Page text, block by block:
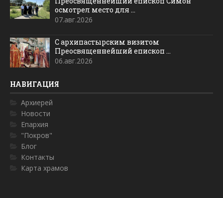
осмотрел место для ...
07.авг.2026
С архипастырским визитом
Преосвященнейший епископ ...
06.авг.2026
НАВИГАЦИЯ
Архиерей
Новости
Епархия
"Покров"
Блог
Контакты
Карта храмов